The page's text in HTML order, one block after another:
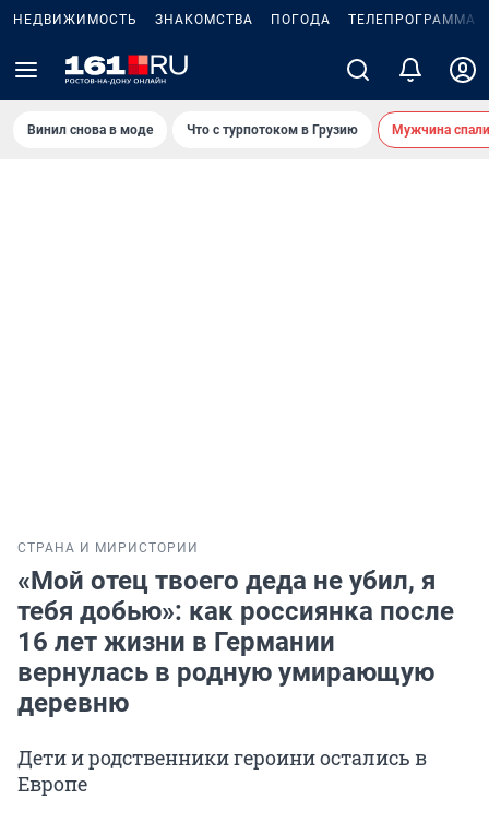
НЕДВИЖИМОСТЬ ЗНАКОМСТВА ПОГОДА ТЕЛЕПРОГРАММА
Винил снова в моде Что с турпотоком в Грузию Мужчина
СТРАНА И МИР ИСТОРИИ
«Мой отец твоего деда не убил, я
тебя добью»: как россиянка после
16 лет жизни в Германии
вернулась в родную умирающую
деревню
Дети и родственники героини остались в
Европе